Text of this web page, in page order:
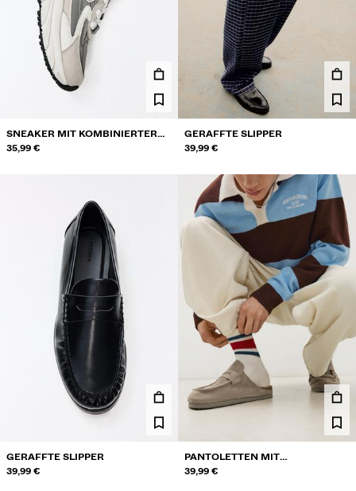
SNEAKER MIT KOMBINIERTER
SOHLE
35,99 €
GERAFFTE SLIPPER
39,99 €
GERAFFTE SLIPPER
39,99 €
PANTOLETTEN MIT
SCHMUCKSPANGE
39,99 €